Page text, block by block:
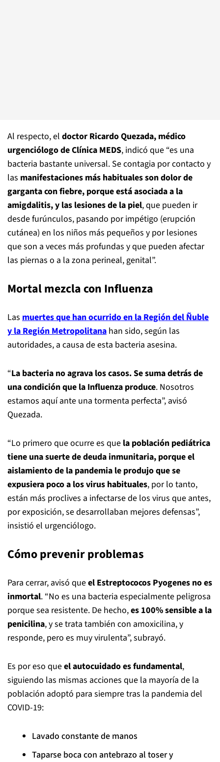
Al respecto, el doctor Ricardo Quezada, médico
urgenciólogo de Clínica MEDS, indicó que “es una
bacteria bastante universal. Se contagia por contacto y
las manifestaciones más habituales son dolor de
garganta con fiebre, porque está asociada a la
amigdalitis, y las lesiones de la piel, que pueden ir
desde furúnculos, pasando por impétigo (erupción
cutánea) en los niños más pequeños y por lesiones
que son a veces más profundas y que pueden afectar
las piernas o a la zona perineal, genital”.
Mortal mezcla con Influenza
Las muertes que han ocurrido en la Región del Ñuble
y la Región Metropolitana han sido, según las
autoridades, a causa de esta bacteria asesina.
“La bacteria no agrava los casos. Se suma detrás de
una condición que la Influenza produce. Nosotros
estamos aquí ante una tormenta perfecta”, avisó
Quezada.
“Lo primero que ocurre es que la población pediátrica
tiene una suerte de deuda inmunitaria, porque el
aislamiento de la pandemia le produjo que se
expusiera poco a los virus habituales, por lo tanto,
están más proclives a infectarse de los virus que antes,
por exposición, se desarrollaban mejores defensas”,
insistió el urgenciólogo.
Cómo prevenir problemas
Para cerrar, avisó queel Estreptococos Pyogenes no es
inmortal. “No es una bacteria especialmente peligrosa
porque sea resistente. De hecho,es 100% sensible a la
penicilina, y se trata también con amoxicilina, y
responde, pero es muy virulenta”, subrayó.
Es por eso queel autocuidado es fundamental,
siguiendo las mismas acciones que la mayoría de la
población adoptó para siempre tras la pandemia del
COVID-19:
Lavado constante de manos
Taparse boca con antebrazo al toser y